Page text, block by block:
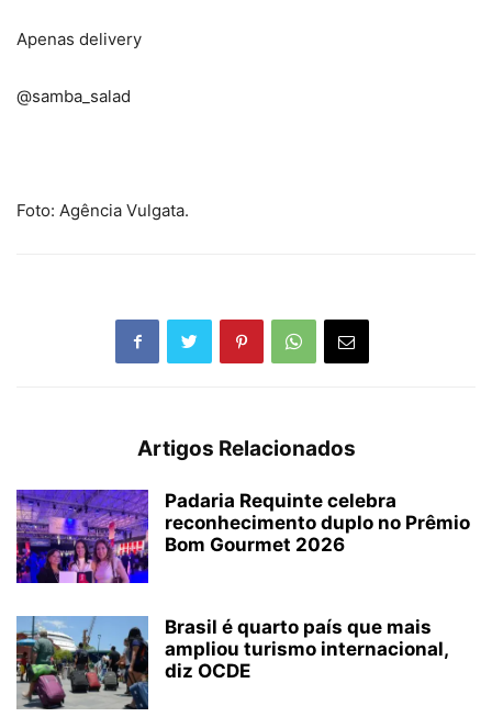
Apenas delivery
@samba_salad
Foto: Agência Vulgata.
Artigos Relacionados
Padaria Requinte celebra
reconhecimento duplo no Prêmio
Bom Gourmet 2026
Brasil é quarto país que mais
ampliou turismo internacional,
diz OCDE